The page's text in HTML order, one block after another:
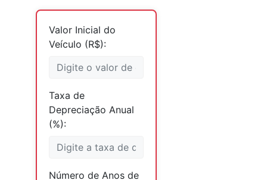
Valor Inicial do
Veículo (R$):
Taxa de
Depreciação Anual
(%):
Número de Anos de